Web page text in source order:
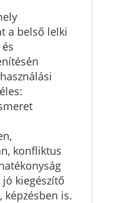
a belső lelki
konfliktus
kiegészítő
képzésben is.